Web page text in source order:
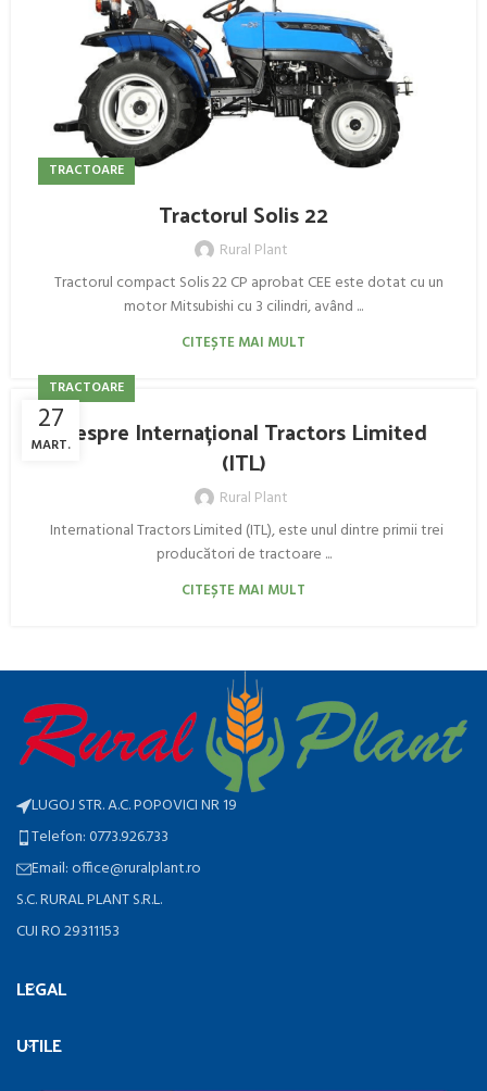
TRACTOARE
Tractorul Solis 22
Rural Plant
Tractorul compact Solis 22 CP aprobat CEE este dotat cu un
motor Mitsubishi cu 3 cilindri, având ...
CITEȘTE MAI MULT
27
MART.
TRACTOARE
Despre Internațional Tractors Limited
(ITL)
Rural Plant
International Tractors Limited (ITL), este unul dintre primii trei
producători de tractoare ...
CITEȘTE MAI MULT
LUGOJ STR. A.C. POPOVICI NR 19
Telefon: 0773.926.733
Email: office@ruralplant.ro
S.C. RURAL PLANT S.R.L.
CUI RO 29311153
LEGAL
UTILE